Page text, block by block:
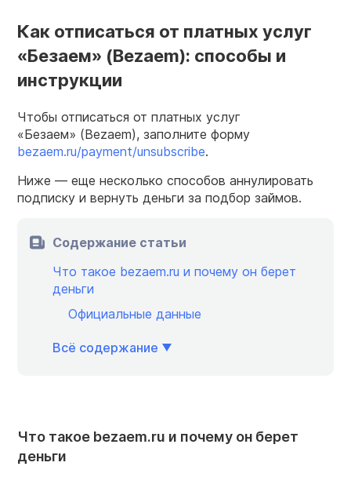
Как отписаться от платных услуг
«Безаем» (Bezaem): способы и
инструкции
Чтобы отписаться от платных услуг
«Безаем» (Bezaem), заполните форму
bezaem.ru/payment/unsubscribe.
Ниже — еще несколько способов аннулировать
подписку и вернуть деньги за подбор займов.
Содержание статьи
Что такое bezaem.ru и почему он берет
деньги
Официальные данные
Всё содержание
Что такое bezaem.ru и почему он берет
деньги